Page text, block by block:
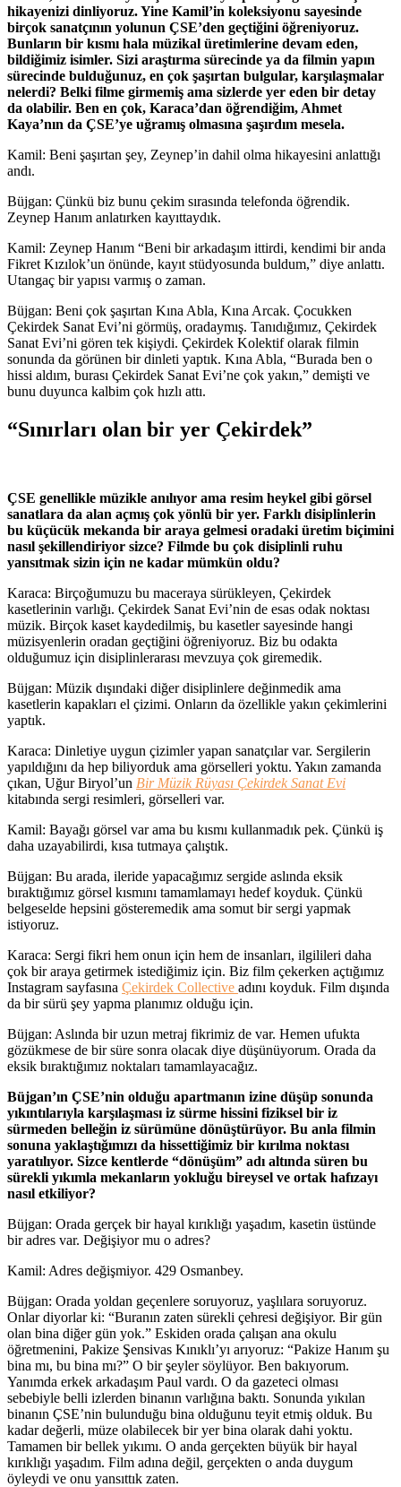
hikayenizi dinliyoruz. Yine Kamil’in koleksiyonu sayesinde
birçok sanatçının yolunun ÇSE’den geçtiğini öğreniyoruz.
Bunların bir kısmı hala müzikal üretimlerine devam eden,
bildiğimiz isimler. Sizi araştırma sürecinde ya da filmin yapın
sürecinde bulduğunuz, en çok şaşırtan bulgular, karşılaşmalar
nelerdi? Belki filme girmemiş ama sizlerde yer eden bir detay
da olabilir. Ben en çok, Karaca’dan öğrendiğim, Ahmet
Kaya’nın da ÇSE’ye uğramış olmasına şaşırdım mesela.
Kamil: Beni şaşırtan şey, Zeynep’in dahil olma hikayesini anlattığı
andı.
Büjgan: Çünkü biz bunu çekim sırasında telefonda öğrendik.
Zeynep Hanım anlatırken kayıttaydık.
Kamil: Zeynep Hanım “Beni bir arkadaşım ittirdi, kendimi bir anda
Fikret Kızılok’un önünde, kayıt stüdyosunda buldum,” diye anlattı.
Utangaç bir yapısı varmış o zaman.
Büjgan: Beni çok şaşırtan Kına Abla, Kına Arcak. Çocukken
Çekirdek Sanat Evi’ni görmüş, oradaymış. Tanıdığımız, Çekirdek
Sanat Evi’ni gören tek kişiydi. Çekirdek Kolektif olarak filmin
sonunda da görünen bir dinleti yaptık. Kına Abla, “Burada ben o
hissi aldım, burası Çekirdek Sanat Evi’ne çok yakın,” demişti ve
bunu duyunca kalbim çok hızlı attı.
“Sınırları olan bir yer Çekirdek”
ÇSE genellikle müzikle anılıyor ama resim heykel gibi görsel
sanatlara da alan açmış çok yönlü bir yer. Farklı disiplinlerin
bu küçücük mekanda bir araya gelmesi oradaki üretim biçimini
nasıl şekillendiriyor sizce? Filmde bu çok disiplinli ruhu
yansıtmak sizin için ne kadar mümkün oldu?
Karaca: Birçoğumuzu bu maceraya sürükleyen, Çekirdek
kasetlerinin varlığı. Çekirdek Sanat Evi’nin de esas odak noktası
müzik. Birçok kaset kaydedilmiş, bu kasetler sayesinde hangi
müzisyenlerin oradan geçtiğini öğreniyoruz. Biz bu odakta
olduğumuz için disiplinlerarası mevzuya çok giremedik.
Büjgan: Müzik dışındaki diğer disiplinlere değinmedik ama
kasetlerin kapakları el çizimi. Onların da özellikle yakın çekimlerini
yaptık.
Karaca: Dinletiye uygun çizimler yapan sanatçılar var. Sergilerin
yapıldığını da hep biliyorduk ama görselleri yoktu. Yakın zamanda
çıkan, Uğur Biryol’un Bir Müzik Rüyası Çekirdek Sanat Evi
kitabında sergi resimleri, görselleri var.
Kamil: Bayağı görsel var ama bu kısmı kullanmadık pek. Çünkü iş
daha uzayabilirdi, kısa tutmaya çalıştık.
Büjgan: Bu arada, ileride yapacağımız sergide aslında eksik
bıraktığımız görsel kısmını tamamlamayı hedef koyduk. Çünkü
belgeselde hepsini gösteremedik ama somut bir sergi yapmak
istiyoruz.
Karaca: Sergi fikri hem onun için hem de insanları, ilgilileri daha
çok bir araya getirmek istediğimiz için. Biz film çekerken açtığımız
Instagram sayfasına Çekirdek Collective adını koyduk. Film dışında
da bir sürü şey yapma planımız olduğu için.
Büjgan: Aslında bir uzun metraj fikrimiz de var. Hemen ufukta
gözükmese de bir süre sonra olacak diye düşünüyorum. Orada da
eksik bıraktığımız noktaları tamamlayacağız.
Büjgan’ın ÇSE’nin olduğu apartmanın izine düşüp sonunda
yıkıntılarıyla karşılaşması iz sürme hissini fiziksel bir iz
sürmeden belleğin iz sürümüne dönüştürüyor. Bu anla filmin
sonuna yaklaştığımızı da hissettiğimiz bir kırılma noktası
yaratılıyor. Sizce kentlerde “dönüşüm” adı altında süren bu
sürekli yıkımla mekanların yokluğu bireysel ve ortak hafızayı
nasıl etkiliyor?
Büjgan: Orada gerçek bir hayal kırıklığı yaşadım, kasetin üstünde
bir adres var. Değişiyor mu o adres?
Kamil: Adres değişmiyor. 429 Osmanbey.
Büjgan: Orada yoldan geçenlere soruyoruz, yaşlılara soruyoruz.
Onlar diyorlar ki: “Buranın zaten sürekli çehresi değişiyor. Bir gün
olan bina diğer gün yok.” Eskiden orada çalışan ana okulu
öğretmenini, Pakize Şensivas Kınıklı’yı arıyoruz: “Pakize Hanım şu
bina mı, bu bina mı?” O bir şeyler söylüyor. Ben bakıyorum.
Yanımda erkek arkadaşım Paul vardı. O da gazeteci olması
sebebiyle belli izlerden binanın varlığına baktı. Sonunda yıkılan
binanın ÇSE’nin bulunduğu bina olduğunu teyit etmiş olduk. Bu
kadar değerli, müze olabilecek bir yer bina olarak dahi yoktu.
Tamamen bir bellek yıkımı. O anda gerçekten büyük bir hayal
kırıklığı yaşadım. Film adına değil, gerçekten o anda duygum
öyleydi ve onu yansıttık zaten.